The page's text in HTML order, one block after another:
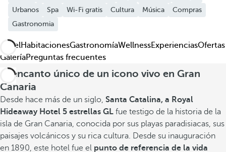
Urbanos
Spa Wi-Fi gratis Cultura Música
Compras
Gastronomia
Hotel HabitacionesGastronomíaWellnessExperienciasOfertas
GaleríaPreguntas frecuentes
El encanto único de un icono vivo en Gran
Canaria
Desde hace más de un siglo, Santa Catalina, a Royal
Hideaway Hotel 5 estrellas GL fue testigo de la historia de la
isla de Gran Canaria, conocida por sus playas paradisiacas, sus
paisajes volcánicos y su rica cultura. Desde su inauguración
en 1890, este hotel fue el punto de referencia de la vida